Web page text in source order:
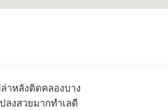
าหลังติดคลองบาง
ลงสวยมากทำเลดี